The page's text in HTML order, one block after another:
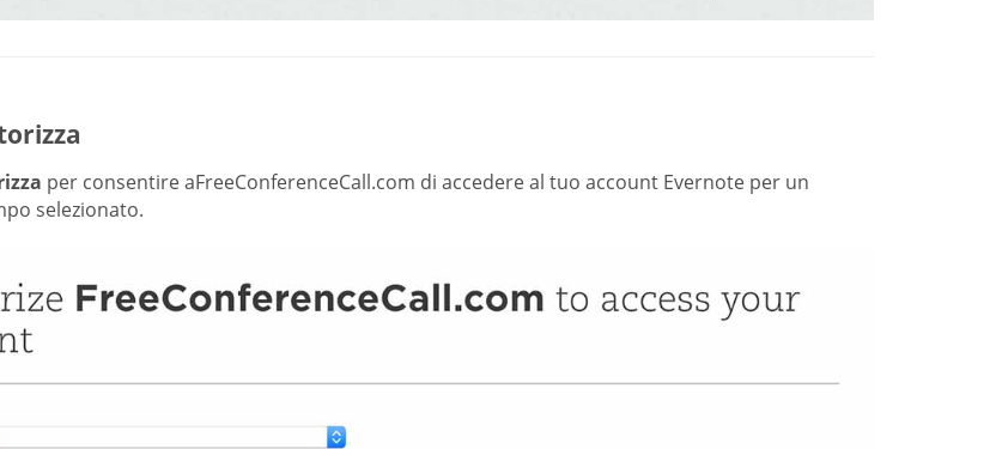
per consentire aFreeConferenceCall.com di accedere al tuo account Evernote per un
selezionato.